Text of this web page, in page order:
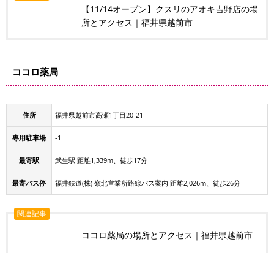
【11/14オープン】クスリのアオキ吉野店の場
所とアクセス｜福井県越前市
ココロ薬局
住所 福井県越前市高瀬1丁目20-21
専用駐車場 -1
最寄駅 武生駅 距離1,339m、徒歩17分
最寄バス停 福井鉄道(株) 嶺北営業所路線バス案内 距離2,026m、徒歩26分
関連記事
ココロ薬局の場所とアクセス｜福井県越前市